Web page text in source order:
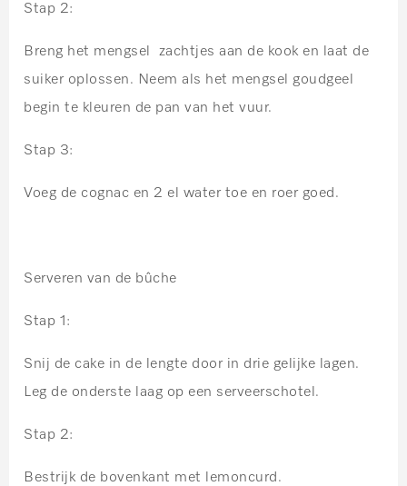
Stap 2:
Breng het mengsel zachtjes aan de kook en laat de
suiker oplossen. Neem als het mengsel goudgeel
begin te kleuren de pan van het vuur.
Stap 3:
Voeg de cognac en 2 el water toe en roer goed.
Serveren van de bûche
Stap 1:
Snij de cake in de lengte door in drie gelijke lagen.
Leg de onderste laag op een serveerschotel.
Stap 2:
Bestrijk de bovenkant met lemoncurd.